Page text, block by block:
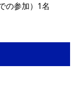
の参加）1名